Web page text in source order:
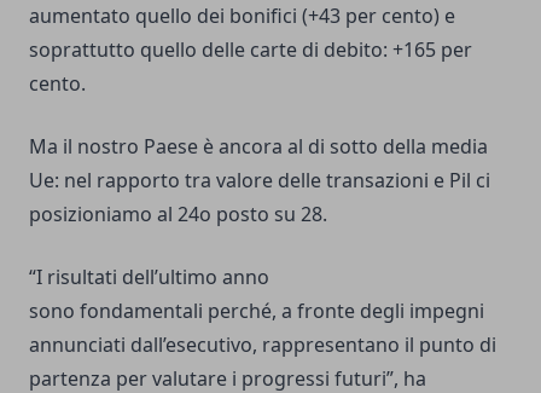
aumentato quello dei bonifici (+43 per cento) e
soprattutto quello delle carte di debito: +165 per
cento.
Ma il nostro Paese è ancora al di sotto della media
Ue: nel rapporto tra valore delle transazioni e Pil ci
posizioniamo al 24o posto su 28.
“I risultati dell’ultimo anno
sono fondamentali perché, a fronte degli impegni
annunciati dall’esecutivo, rappresentano il punto di
partenza per valutare i progressi futuri”, ha